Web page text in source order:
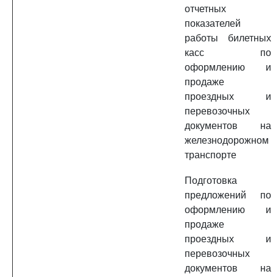
отчетных
показателей
работы билетных
касс по
оформлению и
продаже
проездных и
перевозочных
документов на
железнодорожном
транспорте
Подготовка
предложений по
оформлению и
продаже
проездных и
перевозочных
документов на